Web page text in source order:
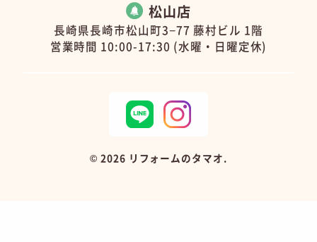
松山店
長崎県長崎市松山町3−77 藤村ビル 1階
営業時間 10:00-17:30 (水曜・日曜定休)
© 2026 リフォームのタマオ.